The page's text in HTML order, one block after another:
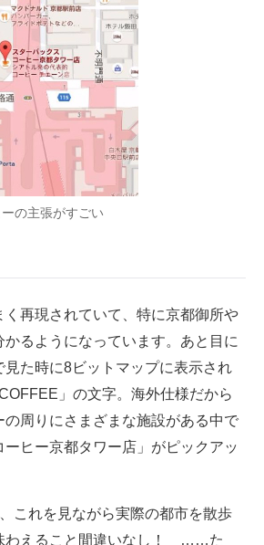
の主張がすごい
再現されていて、特に京都御所や
るようになっています。あと目に
見た時に8ビットマップに表示され
」の文字。海外仕様だから
の周りにさまざまな施設がある中で
ーヒー京都タワー店」がピックアッ
これを見ながら実際の都市を散歩
わえること間違いなし！ ……た